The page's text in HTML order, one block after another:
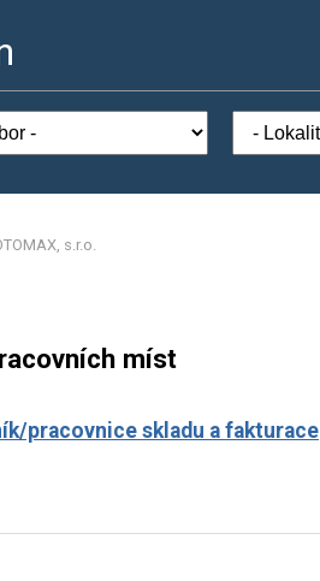
s.r.o.
míst
pracovnice skladu a fakturace